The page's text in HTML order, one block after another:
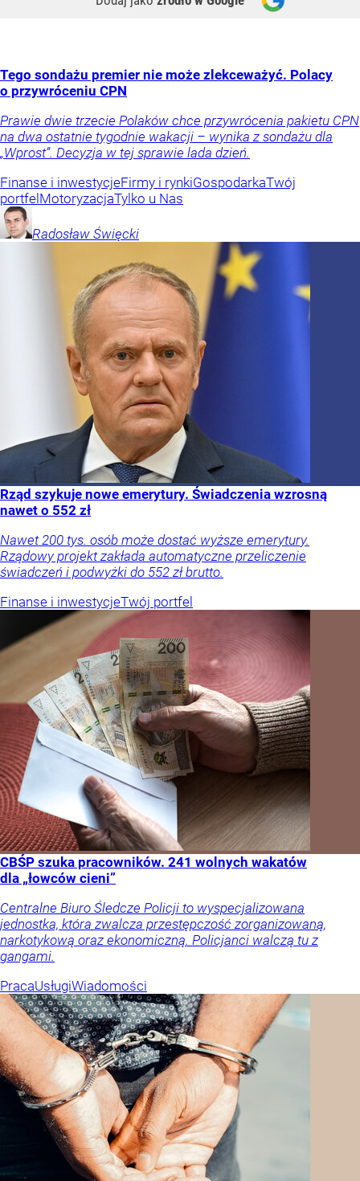
Tego sondażu premier nie może zlekceważyć. Polacy
o przywróceniu CPN
Prawie dwie trzecie Polaków chce przywrócenia pakietu CPN
na dwa ostatnie tygodnie wakacji – wynika z sondażu dla
„Wprost”. Decyzja w tej sprawie lada dzień.
Finanse i inwestycjeFirmy i rynkiGospodarkaTwój
portfelMotoryzacjaTylko u Nas
Radosław Święcki
Rząd szykuje nowe emerytury. Świadczenia wzrosną
nawet o 552 zł
Nawet 200 tys. osób może dostać wyższe emerytury.
Rządowy projekt zakłada automatyczne przeliczenie
świadczeń i podwyżki do 552 zł brutto.
Finanse i inwestycjeTwój portfel
CBŚP szuka pracowników. 241 wolnych wakatów
dla „łowców cieni”
Centralne Biuro Śledcze Policji to wyspecjalizowana
jednostka, która zwalcza przestępczość zorganizowaną,
narkotykową oraz ekonomiczną. Policjanci walczą tu z
gangami.
PracaUsługiWiadomości